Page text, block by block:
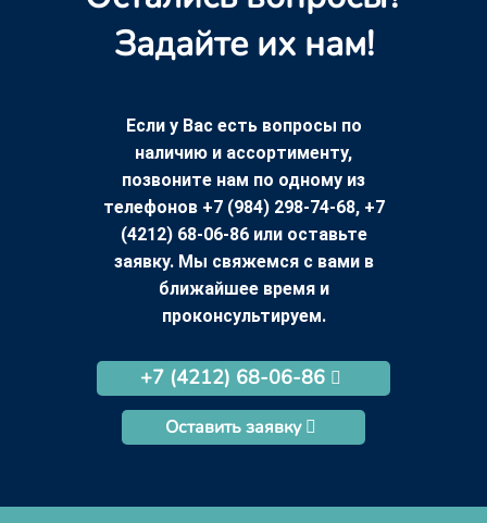
Задайте их нам!
Если у Вас есть вопросы по
наличию и ассортименту,
позвоните нам по одному из
телефонов +7 (984) 298-74-68, +7
(4212) 68-06-86 или оставьте
заявку. Мы свяжемся с вами в
ближайшее время и
проконсультируем.
+7 (4212) 68-06-86
Оставить заявку